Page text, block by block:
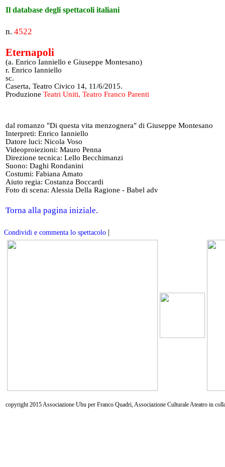
Il database degli spettacoli italiani
n. 4522
Eternapoli
(a. Enrico Ianniello e Giuseppe Montesano)
r. Enrico Ianniello
sc.
Caserta, Teatro Civico 14, 11/6/2015.
Produzione Teatri Uniti, Teatro Franco Parenti
dal romanzo "Di questa vita menzognera" di Giuseppe Montesano
Interpreti: Enrico Ianniello
Datore luci: Nicola Voso
Videoproiezioni: Mauro Penna
Direzione tecnica: Lello Becchimanzi
Suono: Daghi Rondanini
Costumi: Fabiana Amato
Aiuto regia: Costanza Boccardi
Foto di scena: Alessia Della Ragione - Babel adv
Torna alla pagina iniziale.
Condividi e commenta lo spettacolo |
copyright 2015 Associazione Ubu per Franco Quadri, Associazione Culturale Ateatro in